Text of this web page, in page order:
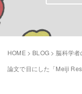
HOME > BLOG> 脳科学
論文で目にした「Meiji